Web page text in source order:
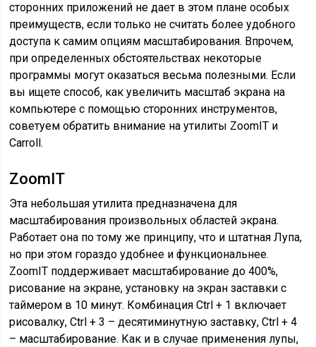
сторонних приложений не дает в этом плане особых
преимуществ, если только не считать более удобного
доступа к самим опциям масштабирования. Впрочем,
при определенных обстоятельствах некоторые
программы могут оказаться весьма полезными. Если
вы ищете способ, как увеличить масштаб экрана на
компьютере с помощью сторонних инструментов,
советуем обратить внимание на утилиты ZoomIT и
Carroll.
ZoomIT
Эта небольшая утилита предназначена для
масштабирования произвольных областей экрана.
Работает она по тому же принципу, что и штатная Лупа,
но при этом гораздо удобнее и функциональнее.
ZoomIT поддерживает масштабирование до 400%,
рисование на экране, установку на экран заставки с
таймером в 10 минут. Комбинация Ctrl + 1 включает
рисовалку, Ctrl + 3 – десятиминутную заставку, Ctrl + 4
– масштабирование. Как и в случае применения лупы,